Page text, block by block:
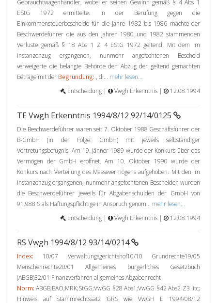
Gebrauchtwagenhändler, wobei er seinen Gewinn gemäß § 4 Abs 1
EStG 1972 ermittelte. In der Berufung gegen die
Einkommensteuerbescheide für die Jahre 1982 bis 1986 machte der
Beschwerdeführer die aus den Jahren 1980 und 1982 stammenden
Verluste gemäß § 18 Abs 1 Z 4 EStG 1972 geltend. Mit dem im
Instanzenzug ergangenen, nunmehr angefochtenen Bescheid
verweigerte die belangte Behörde den Abzug der geltend gemachten
Beträge mit der Begründung: , di... mehr lesen...
Entscheidung |
Vwgh Erkenntnis | 12.08.1994
TE Vwgh Erkenntnis 1994/8/12 92/14/0125
Die Beschwerdeführer waren seit 7. Oktober 1988 Geschäftsführer der
B-GmbH (in der Folge: GmbH) mit jeweils selbständiger
Vertretungsbefugnis. Am 19. Jänner 1989 wurde der Konkurs über das
Vermögen der GmbH eröffnet. Am 10. Oktober 1990 wurde der
Konkurs nach Verteilung des Massevermögens aufgehoben. Mit den im
Instanzenzug ergangenen, nunmehr angefochtenen Bescheiden wurden
die Beschwerdeführer jeweils für Abgabenschulden der GmbH von
91.988 S als Haftungspflichtige in Anspruch genom... mehr lesen...
Entscheidung |
Vwgh Erkenntnis | 12.08.1994
RS Vwgh 1994/8/12 93/14/0214
Index: 10/07 Verwaltungsgerichtshof10/10 Grundrechte19/05
Menschenrechte20/01 Allgemeines bürgerliches Gesetzbuch
(ABGB)32/01 Finanzverfahren allgemeines Abgabenrecht
Norm: ABGB;BAO;MRK;StGG;VwGG §28 Abs1;VwGG §42 Abs2 Z3 litc;
Hinweis auf Stammrechtssatz GRS wie VwGH E 1994/08/12